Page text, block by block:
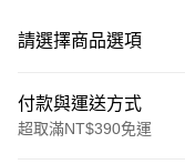
請選擇商品選項
付款與運送方式
超取滿NT$390免運